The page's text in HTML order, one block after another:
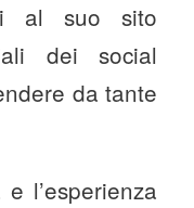
al suo sito
dei social
da tante
l’esperienza